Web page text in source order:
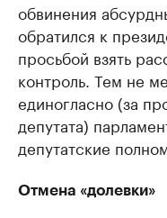
обвинения
обратился к
просьбой взять
контроль. Тем не
единогласно (за
депутата)
депутатские
Отмена «долевки»